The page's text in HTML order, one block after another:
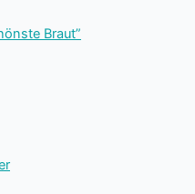
Braut”